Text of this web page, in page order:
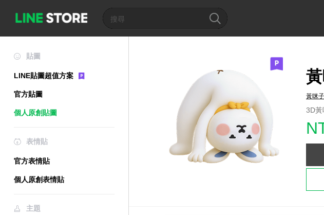
貼圖
LINE貼圖超值方案
官方貼圖
個人原創貼圖
表情貼
官方表情貼
個人原創表情貼
主題
黃咪子
3D黃